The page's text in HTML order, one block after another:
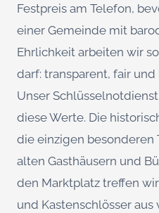
Festpreis am Telefon,
einer Gemeinde mit
Ehrlichkeit arbeiten wir
darf: transparent, fair
Unser
diese Werte. Die
die einzigen besonderen
alten Gasthäusern und
den Marktplatz treffen
und Kastenschlösser aus